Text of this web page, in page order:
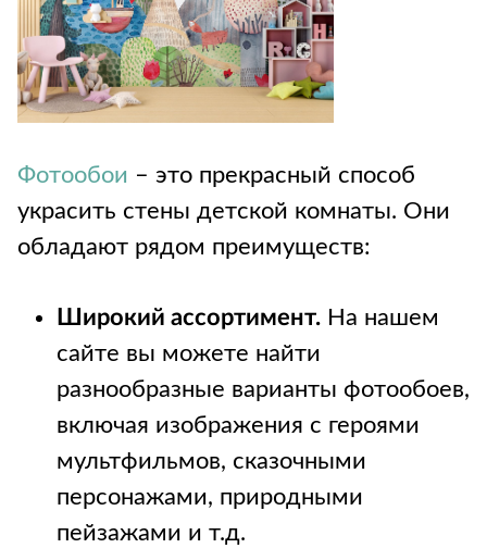
Фотообои – это прекрасный способ
украсить стены детской комнаты. Они
обладают рядом преимуществ:
Широкий ассортимент. На нашем
сайте вы можете найти
разнообразные варианты фотообоев,
включая изображения с героями
мультфильмов, сказочными
персонажами, природными
пейзажами и т.д.